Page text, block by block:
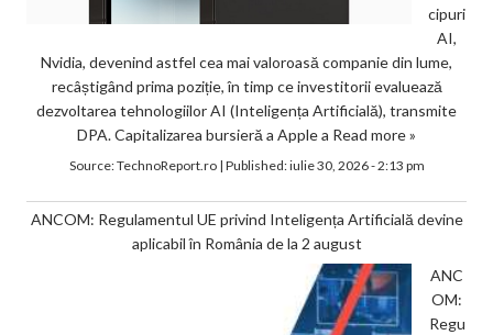
cipuri
AI,
Nvidia, devenind astfel cea mai valoroasă companie din lume,
recâștigând prima poziție, în timp ce investitorii evaluează
dezvoltarea tehnologiilor AI (Inteligența Artificială), transmite
DPA. Capitalizarea bursieră a Apple a Read more »
Source:TechnoReport.ro| Published:iulie 30, 2026 - 2:13 pm
ANCOM: Regulamentul UE privind Inteligența Artificială devine
aplicabil în România de la 2 august
ANC
OM:
Regu